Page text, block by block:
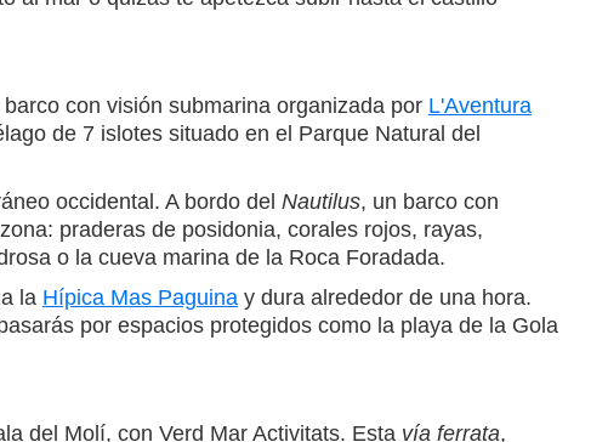
con visión submarina organizada por L'Aventura
de 7 islotes situado en el Parque Natural del
occidental. A bordo del Nautilus, un barco con
praderas de posidonia, corales rojos, rayas,
o la cueva marina de la Roca Foradada.
la Hípica Mas Paguina y dura alrededor de una hora.
por espacios protegidos como la playa de la Gola
del Molí, con Verd Mar Activitats. Esta vía ferrata,